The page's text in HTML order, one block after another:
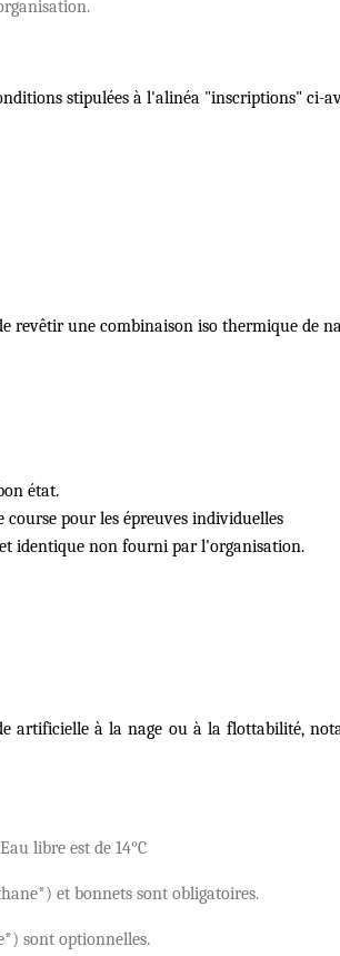
stipulées à l'alinéa "inscriptions" ci-
revêtir une combinaison iso thermique
état.
course pour les épreuves individuelles
identique non fourni par l'organisation.
artificielle à la nage ou à la flottabilité,
libre est de 14°C
et bonnets sont obligatoires.
sont optionnelles.